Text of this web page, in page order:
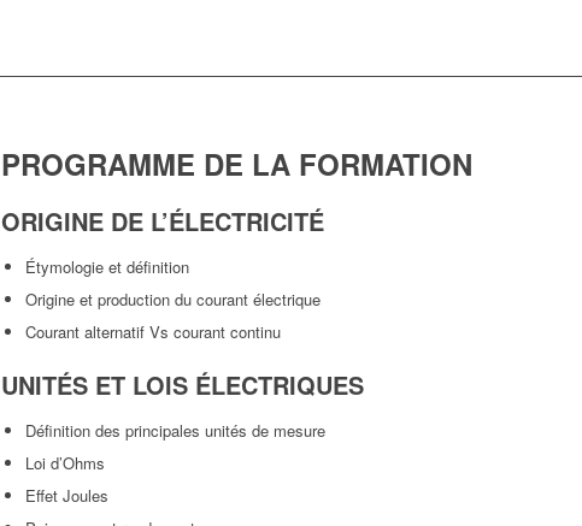
PROGRAMME DE LA FORMATION
ORIGINE DE L’ÉLECTRICITÉ
Étymologie et définition
Origine et production du courant électrique
Courant alternatif Vs courant continu
UNITÉS ET LOIS ÉLECTRIQUES
Définition des principales unités de mesure
Loi d’Ohms
Effet Joules